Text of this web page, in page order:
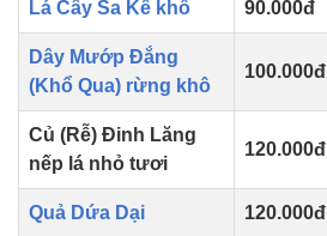
Lá Cây Sa Kê khô 90.000đ
Dây Mướp Đắng
(Khổ Qua) rừng khô
100.000đ
Củ (Rễ) Đinh Lăng
nếp lá nhỏ tươi
120.000đ
Quả Dứa Dại 120.000đ